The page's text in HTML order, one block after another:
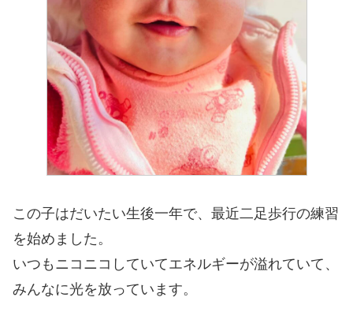
この子はだいたい生後一年で、最近二足歩行の練習
を始めました。
いつもニコニコしていてエネルギーが溢れていて、
みんなに光を放っています。